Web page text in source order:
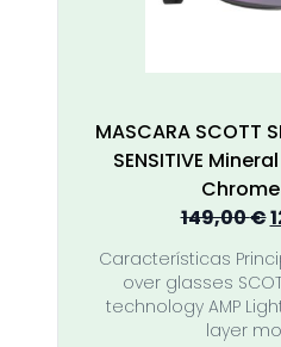
MASCARA SCOTT
SENSITIVE
149,00€
Características
over glasses
technology AMP
layer